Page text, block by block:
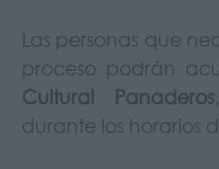
Las personas que
proceso podrán
Cultural Panaderos
durante los horarios